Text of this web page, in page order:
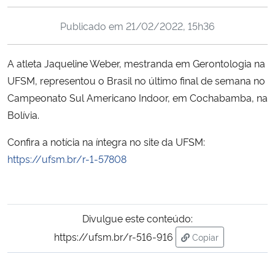
Ministério da Ciência, Tecnologia, Inovações e Comunicações
Ministério do Meio Ambiente
Ministério do Turismo
Controladoria-Geral da União
Ministério da Mulher, da Família e dos Direitos Humanos
Publicado em 21/02/2022, 15h36
A atleta Jaqueline Weber, mestranda em Gerontologia na
UFSM, representou o Brasil no último final de semana no
Campeonato Sul Americano Indoor, em Cochabamba, na
Bolívia.
Confira a notícia na íntegra no site da UFSM:
https://ufsm.br/r-1-57808
Divulgue este conteúdo:
https://ufsm.br/r-516-916
Copiar
para área de